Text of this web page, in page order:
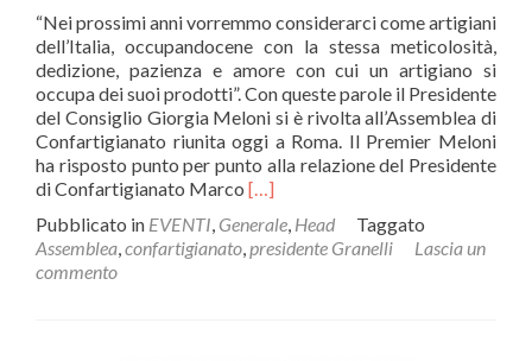
“Nei prossimi anni vorremmo considerarci come artigiani
dell’Italia, occupandocene con la stessa meticolosità,
dedizione, pazienza e amore con cui un artigiano si
occupa dei suoi prodotti”. Con queste parole il Presidente
del Consiglio Giorgia Meloni si è rivolta all’Assemblea di
Confartigianato riunita oggi a Roma. Il Premier Meloni
ha risposto punto per punto alla relazione del Presidente
di Confartigianato Marco Leggi
piùASSEMBLEA
2022
[…]
Pubblicato in EVENTI, Generale, Head
Taggato
Assemblea,confartigianato,presidente Granelli
Lascia un
commento